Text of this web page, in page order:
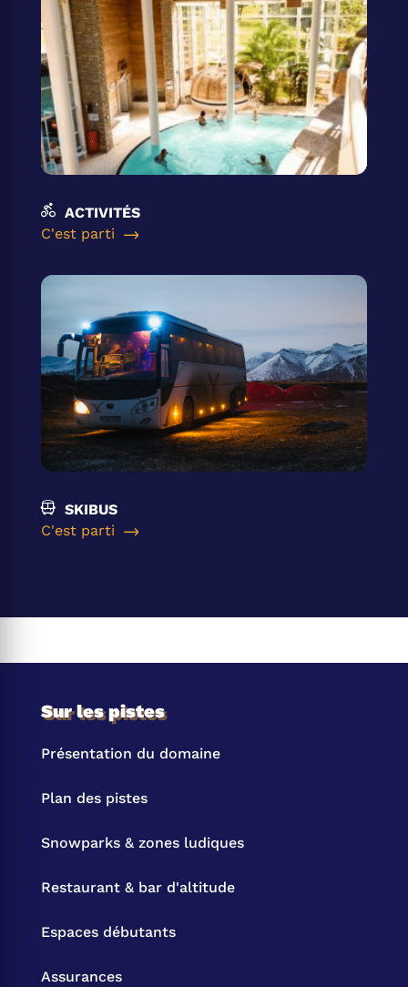
ACTIVITÉS
C'est parti
SKIBUS
C'est parti
Sur les pistes
Présentation du domaine
Plan des pistes
Snowparks & zones ludiques
Restaurant & bar d'altitude
Espaces débutants
Assurances